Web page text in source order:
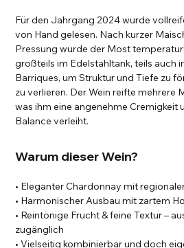
Für den Jahrgang 2024 wurde
von Hand gelesen. Nach kurzer
Pressung wurde der Most
großteils im Edelstahltank, teils auch
Barriques, um Struktur und Tiefe zu
zu verlieren. Der Wein reifte mehrere
was ihm eine angenehme Cremigkeit
Balance verleiht.
Warum dieser Wein?
• Eleganter Chardonnay mit
• Harmonischer Ausbau mit zartem
• Reintönige Frucht & feine Textur –
zugänglich
• Vielseitig kombinierbar und doch